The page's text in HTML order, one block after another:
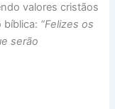
valores cristãos
bíblica: “Felizes os
serão